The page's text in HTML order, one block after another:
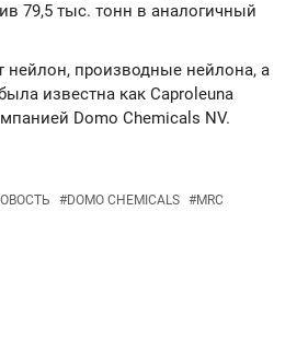
79,5 тыс. тонн в аналогичный
нейлон, производные нейлона, а
известна как Caproleuna
Domo Chemicals NV.
#DOMO CHEMICALS #MRC